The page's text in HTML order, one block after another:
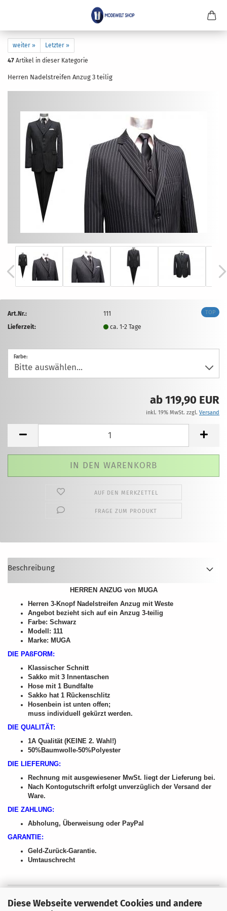
Diese Webseite verwendet Cookies und andere
weiter » Letzter »
47 Artikel in dieser Kategorie
Her­ren Na­del­strei­fen Anzug 3 tei­lig
TOP
Art.Nr.:
111
Lieferzeit:
ca. 1-2 Tage
Farbe:
ab 119,90 EUR
inkl. 19% MwSt. zzgl. Versand
AUF DEN MERKZETTEL
FRAGE ZUM PRODUKT
Beschreibung
HERREN ANZUG von MUGA
Herren 3-Knopf Nadelstreifen Anzug mit Weste
Angebot bezieht sich auf ein Anzug 3-teilig
Farbe: Schwarz
Modell: 111
Marke: MUGA
DIE PAßFORM:
Klassischer Schnitt
Sakko mit 3 Innentaschen
Hose mit 1 Bundfalte
Sakko hat 1 Rückenschlitz
Hosenbein ist unten offen;
muss individuell gekürzt werden.
DIE QUALITÄT:
1A Qualität (KEINE 2. Wahl!)
50%Baumwolle-50%Polyester
DIE LIEFERUNG:
Rechnung mit ausgewiesener MwSt. liegt der Lieferung bei.
Nach Kontogutschrift erfolgt unverzüglich der Versand der
Ware.
DIE ZAHLUNG:
Abholung, Überweisung oder PayPal
GARANTIE:
Geld-Zurück-Garantie.
Umtauschrecht